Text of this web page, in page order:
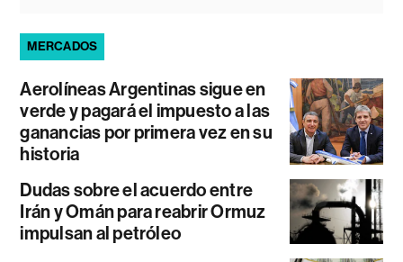
MERCADOS
Aerolíneas Argentinas sigue en
verde y pagará el impuesto a las
ganancias por primera vez en su
historia
Dudas sobre el acuerdo entre
Irán y Omán para reabrir Ormuz
impulsan al petróleo